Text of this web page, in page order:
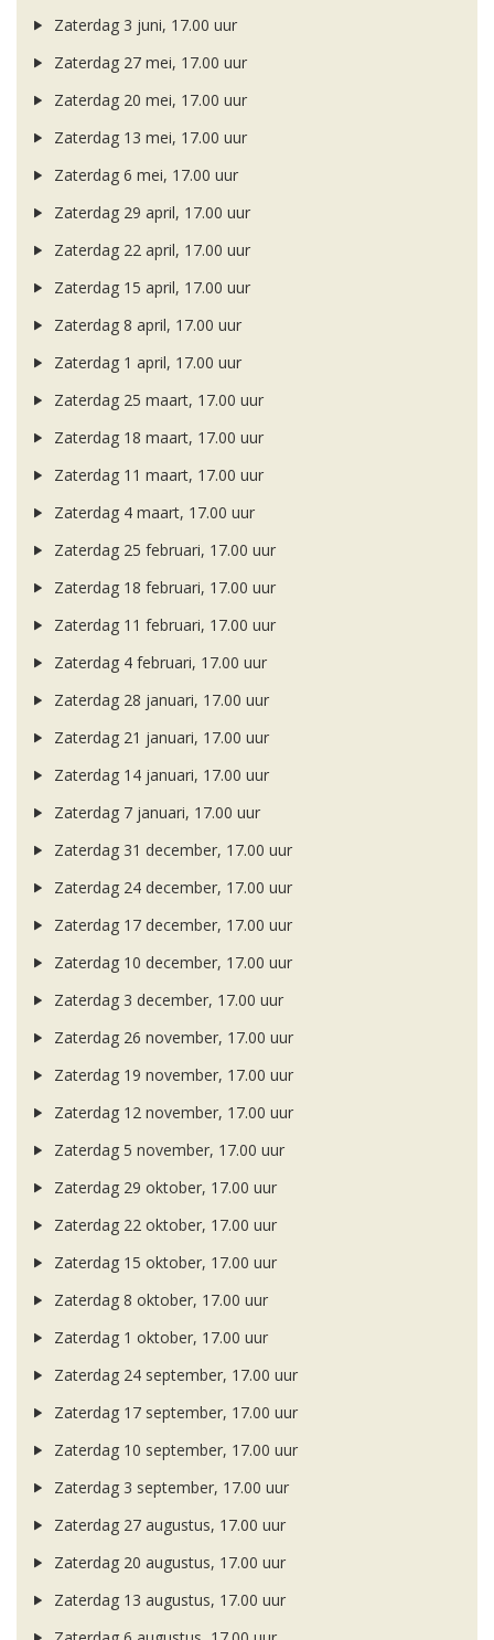
Zaterdag 3 juni, 17.00 uur
Zaterdag 27 mei, 17.00 uur
Zaterdag 20 mei, 17.00 uur
Zaterdag 13 mei, 17.00 uur
Zaterdag 6 mei, 17.00 uur
Zaterdag 29 april, 17.00 uur
Zaterdag 22 april, 17.00 uur
Zaterdag 15 april, 17.00 uur
Zaterdag 8 april, 17.00 uur
Zaterdag 1 april, 17.00 uur
Zaterdag 25 maart, 17.00 uur
Zaterdag 18 maart, 17.00 uur
Zaterdag 11 maart, 17.00 uur
Zaterdag 4 maart, 17.00 uur
Zaterdag 25 februari, 17.00 uur
Zaterdag 18 februari, 17.00 uur
Zaterdag 11 februari, 17.00 uur
Zaterdag 4 februari, 17.00 uur
Zaterdag 28 januari, 17.00 uur
Zaterdag 21 januari, 17.00 uur
Zaterdag 14 januari, 17.00 uur
Zaterdag 7 januari, 17.00 uur
Zaterdag 31 december, 17.00 uur
Zaterdag 24 december, 17.00 uur
Zaterdag 17 december, 17.00 uur
Zaterdag 10 december, 17.00 uur
Zaterdag 3 december, 17.00 uur
Zaterdag 26 november, 17.00 uur
Zaterdag 19 november, 17.00 uur
Zaterdag 12 november, 17.00 uur
Zaterdag 5 november, 17.00 uur
Zaterdag 29 oktober, 17.00 uur
Zaterdag 22 oktober, 17.00 uur
Zaterdag 15 oktober, 17.00 uur
Zaterdag 8 oktober, 17.00 uur
Zaterdag 1 oktober, 17.00 uur
Zaterdag 24 september, 17.00 uur
Zaterdag 17 september, 17.00 uur
Zaterdag 10 september, 17.00 uur
Zaterdag 3 september, 17.00 uur
Zaterdag 27 augustus, 17.00 uur
Zaterdag 20 augustus, 17.00 uur
Zaterdag 13 augustus, 17.00 uur